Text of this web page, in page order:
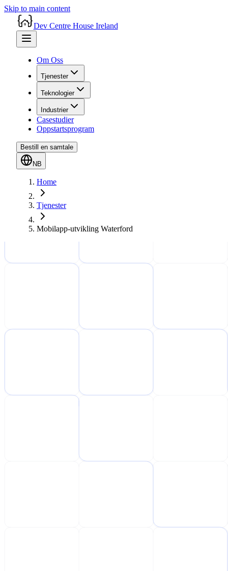
Skip to main content
Dev Centre House Ireland
Om Oss
Tjenester
Teknologier
Industrier
Casestudier
Oppstartsprogram
Bestill en samtale
NB
Home
Tjenester
Mobilapp-utvikling Waterford